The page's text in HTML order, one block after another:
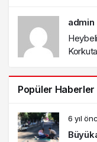
admin
Popüler Haberler
6 yıl